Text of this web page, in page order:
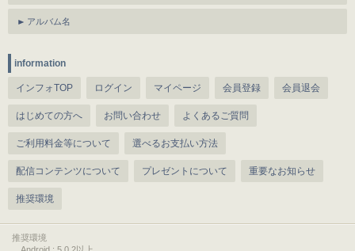
アルバム名
information
インフォTOP ログイン マイページ 会員登録 会員退会
はじめての方へ お問い合わせ よくあるご質問
ご利用料金等について 選べるお支払い方法
配信コンテンツについて プレゼントについて 重要なお知らせ
推奨環境
推奨環境